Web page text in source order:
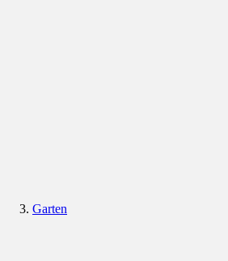
Garten